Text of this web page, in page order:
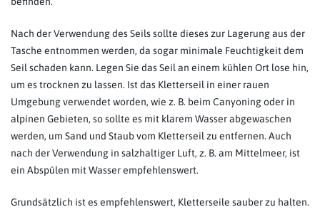
Nach der Verwendung des Seils sollte dieses zur Lagerung aus der
Tasche entnommen werden, da sogar minimale Feuchtigkeit dem
Seil schaden kann. Legen Sie das Seil an einem kühlen Ort lose hin,
um es trocknen zu lassen. Ist das Kletterseil in einer rauen
Umgebung verwendet worden, wie z. B. beim Canyoning oder in
alpinen Gebieten, so sollte es mit klarem Wasser abgewaschen
werden, um Sand und Staub vom Kletterseil zu entfernen. Auch
nach der Verwendung in salzhaltiger Luft, z. B. am Mittelmeer, ist
ein Abspülen mit Wasser empfehlenswert.
Grundsätzlich ist es empfehlenswert, Kletterseile sauber zu halten.